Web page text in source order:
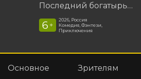
Последний богатырь. Колобок
6 +
2026, Россия
Комедия, Фэнтези,
Приключения
Основное
Зрителям